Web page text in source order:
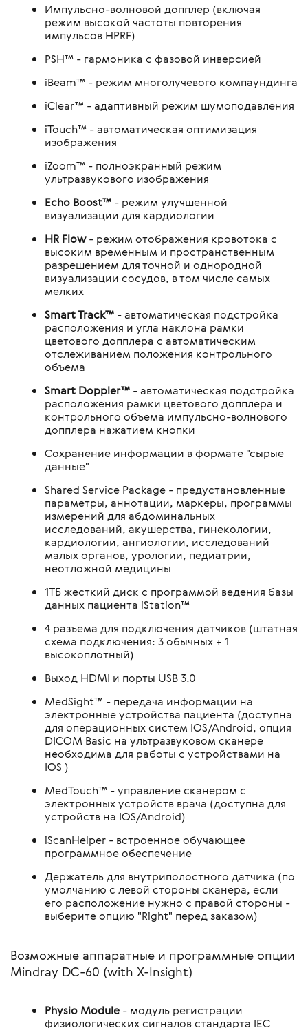
Импульсно-волновой допплер (включая
режим высокой частоты повторения
импульсов HPRF)
PSH™ - гармоника с фазовой инверсией
iBeam™ - режим многолучевого компаундинга
iClear™ - адаптивный режим шумоподавления
iTouch™ - автоматическая оптимизация
изображения
iZoom™ - полноэкранный режим
ультразвукового изображения
Echo Boost™ - режим улучшенной
визуализации для кардиологии
HR Flow- режим отображения кровотока с
высоким временным и пространственным
разрешением для точной и однородной
визуализации сосудов, в том числе самых
мелких
Smart Track™ - автоматическая подстройка
расположения и угла наклона рамки
цветового допплера с автоматическим
отслеживанием положения контрольного
объема
Smart Doppler™ - автоматическая подстройка
расположения рамки цветового допплера и
контрольного объема импульсно-волнового
допплера нажатием кнопки
Сохранение информации в формате "сырые
данные"
Shared Service Package - предустановленные
параметры, аннотации, маркеры, программы
измерений для абдоминальных
исследований, акушерства, гинекологии,
кардиологии, ангиологии, исследований
малых органов, урологии, педиатрии,
неотложной медицины
1TБ жесткий диск с программой ведения базы
данных пациента iStation™
4 разъема для подключения датчиков (штатная
схема подключения: 3 обычных + 1
высокоплотный)
Выход HDMI и порты USB 3.0
MedSight™ - передача информации на
электронные устройства пациента (доступна
для операционных систем IOS/Android, опция
DICOM Вasic на ультразвуковом сканере
необходима для работы с устройствами на
IOS )
MedTouch™ - управление сканером с
электронных устройств врача (доступна для
устройств на IOS/Android)
iScanHelper - встроенное обучающее
программное обеспечение
Держатель для внутриполостного датчика (по
умолчанию с левой стороны сканера, если
его расположение нужно с правой стороны -
выберите опцию "Right" перед заказом)
Возможные аппаратные и программные опции
Mindray DC-60 (with X-Insight)
Physio Module - модуль регистрации
физиологических сигналов стандарта IEC